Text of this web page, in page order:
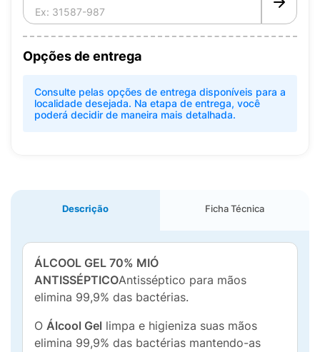
Opções de entrega
Consulte pelas opções de entrega disponíveis para a
localidade desejada. Na etapa de entrega, você
poderá decidir de maneira mais detalhada.
Descrição Ficha Técnica
ÁLCOOL GEL 70% MIÓ
ANTISSÉPTICOAntisséptico para mãos
elimina 99,9% das bactérias.
O Álcool Gel limpa e higieniza suas mãos
elimina 99,9% das bactérias mantendo-as